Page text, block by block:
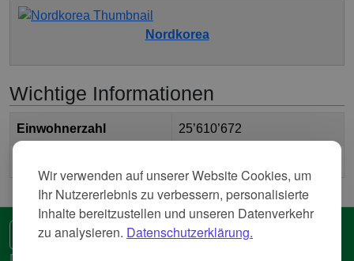
Wir verwenden auf unserer Website Cookies, um
Ihr Nutzererlebnis zu verbessern, personalisierte
Inhalte bereitzustellen und unseren Datenverkehr
zu analysieren. Datenschutzerklärung.
Nordkorea
Wichtige Informationen
Einwohnerzahl 25’610’672
🌍 Eine andere Sprache